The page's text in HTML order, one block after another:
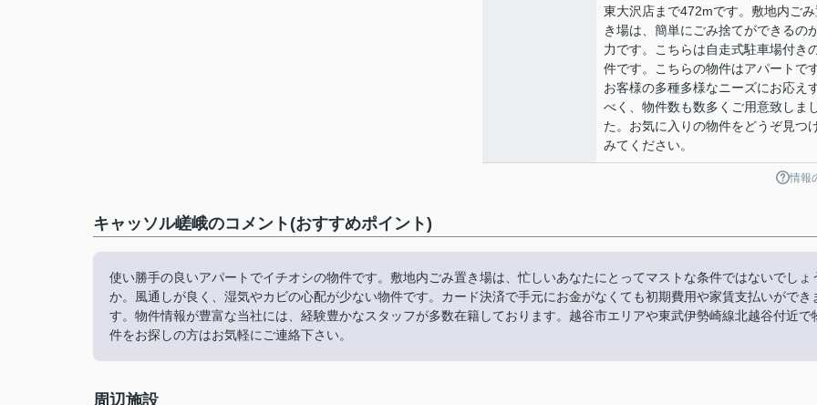
東大沢店まで472mです。敷地内ご
き場は、簡単にごみ捨てができるの
力です。こちらは自走式駐車場付き
件です。こちらの物件はアパートで
お客様の多種多様なニーズにお応え
べく、物件数も数多くご用意致しま
た。お気に入りの物件をどうぞ見つ
みてください。
情報
キャッソル嵯峨のコメント(おすすめポイント)
使い勝手の良いアパートでイチオシの物件です。敷地内ごみ置き場は、忙しいあなたにとってマストな条件ではないでしょ
か。風通しが良く、湿気やカビの心配が少ない物件です。カード決済で手元にお金がなくても初期費用や家賃支払いができ
す。物件情報が豊富な当社には、経験豊かなスタッフが多数在籍しております。越谷市エリアや東武伊勢崎線北越谷付近で
件をお探しの方はお気軽にご連絡下さい。
周辺施設